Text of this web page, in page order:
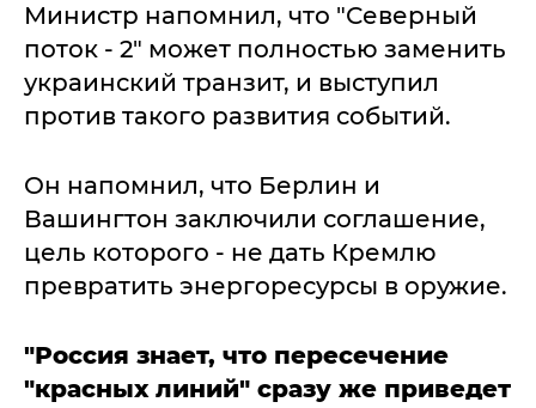
Министр напомнил, что "Северный
поток - 2" может полностью заменить
украинский транзит, и выступил
против такого развития событий.
Он напомнил, что Берлин и
Вашингтон заключили соглашение,
цель которого - не дать Кремлю
превратить энергоресурсы в оружие.
"Россия знает, что пересечение
"красных линий" сразу же приведет